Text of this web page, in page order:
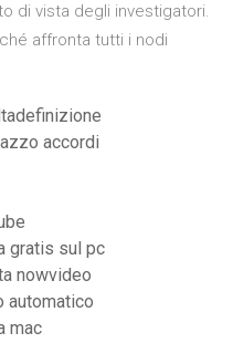
di vista degli investigatori.
affronta tutti i nodi
accordi
gratis sul pc
nowvideo
automatico
mac